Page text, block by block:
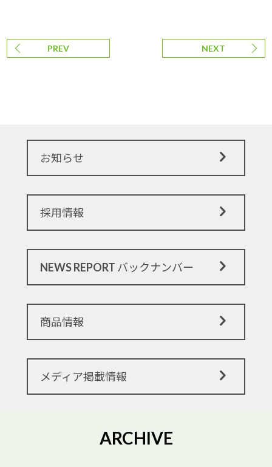
PREV NEXT
お知らせ
採用情報
NEWS REPORT バックナンバー
商品情報
メディア掲載情報
ARCHIVE